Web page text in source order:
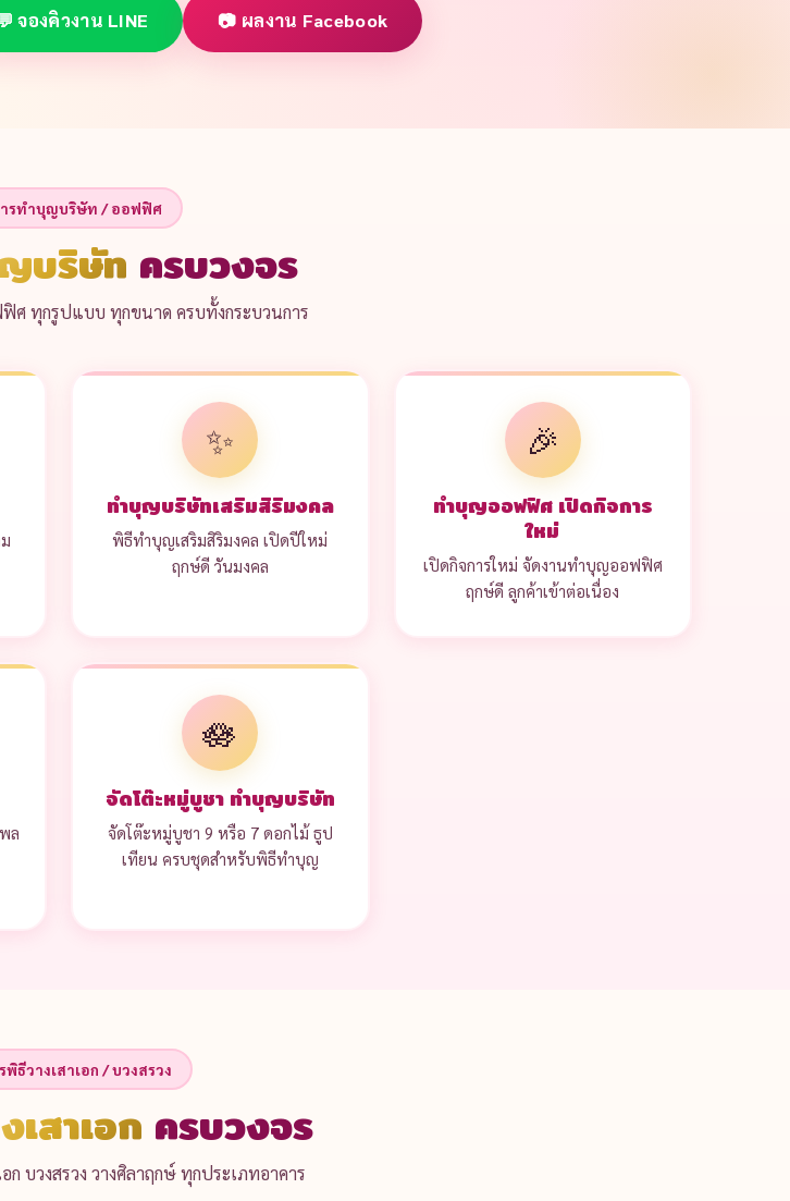
จองคิวงาน LINE 📷 ผลงาน Facebook
ารทำบุญบริษัท / ออฟฟิศ
บริษัท ครบวงจร
ทุกรูปแบบ ทุกขนาด ครบทั้งกระบวนการ
✨
ทำบุญบริษัทเสริมสิริมงคล
พิธีทำบุญเสริมสิริมงคล เปิดปีใหม่
ฤกษ์ดี วันมงคล
🎉
ทำบุญออฟฟิศ เปิดกิจการ
ใหม่
เปิดกิจการใหม่ จัดงานทำบุญออฟฟิศ
ฤกษ์ดี ลูกค้าเข้าต่อเนื่อง
ล
🪷
จัดโต๊ะหมู่บูชา ทำบุญบริษัท
จัดโต๊ะหมู่บูชา 9 หรือ 7 ดอกไม้ ธูป
เทียน ครบชุดสำหรับพิธีทำบุญ
พิธีวางเสาเอก / บวงสรวง
เสาเอก ครบวงจร
ก บวงสรวง วางศิลาฤกษ์ ทุกประเภทอาคาร